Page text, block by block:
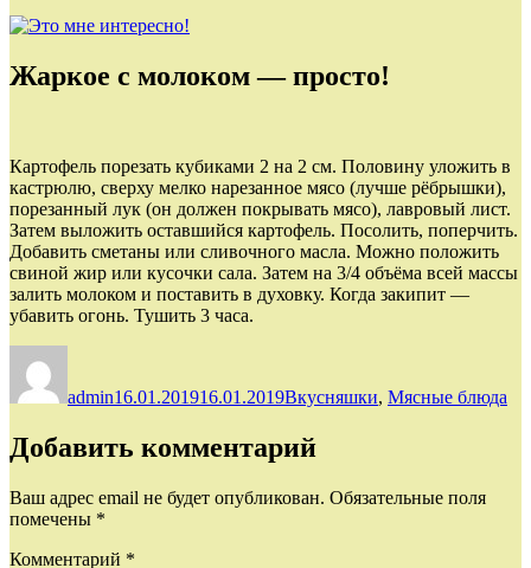
Жаркое с молоком — просто!
Картофель порезать кубиками 2 на 2 см. Половину уложить в
кастрюлю, сверху мелко нарезанное мясо (лучше рёбрышки),
порезанный лук (он должен покрывать мясо), лавровый лист.
Затем выложить оставшийся картофель. Посолить, поперчить.
Добавить сметаны или сливочного масла. Можно положить
свиной жир или кусочки сала. Затем на 3/4 объёма всей массы
залить молоком и поставить в духовку. Когда закипит —
убавить огонь. Тушить 3 часа.
admin16.01.201916.01.2019Вкусняшки, Мясные блюда
Добавить комментарий
Ваш адрес email не будет опубликован. Обязательные поля
помечены *
Комментарий *